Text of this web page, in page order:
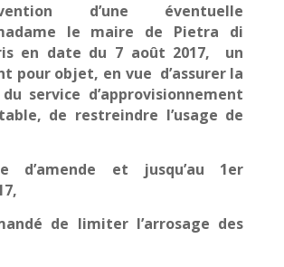
d’une éventuelle
le maire de Pietra di
en date du 7 août 2017, un
pour objet, en vue d’assurer la
service d’approvisionnement
de restreindre l’usage de
d’amende et jusqu’au 1er
de limiter l’arrosage des